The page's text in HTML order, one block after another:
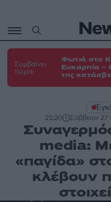
περιεχόμενο
Συμβαίνει
τώρα:
Φωτιά στο
Ευκαρπία –
της
21:20 Σάββατο
media:
«παγίδα»
κλέβουν